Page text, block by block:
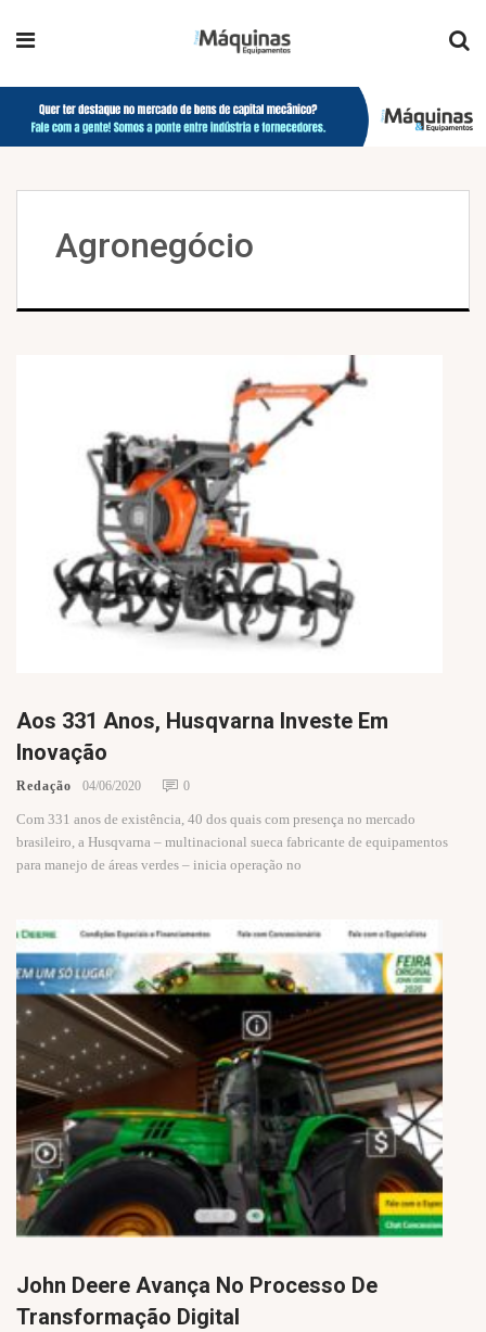
Agronegócio
Aos 331 Anos, Husqvarna Investe Em
Inovação
Redação 04/06/2020 0
Com 331 anos de existência, 40 dos quais com presença no mercado
brasileiro, a Husqvarna – multinacional sueca fabricante de equipamentos
para manejo de áreas verdes – inicia operação no
John Deere Avança No Processo De
Transformação Digital